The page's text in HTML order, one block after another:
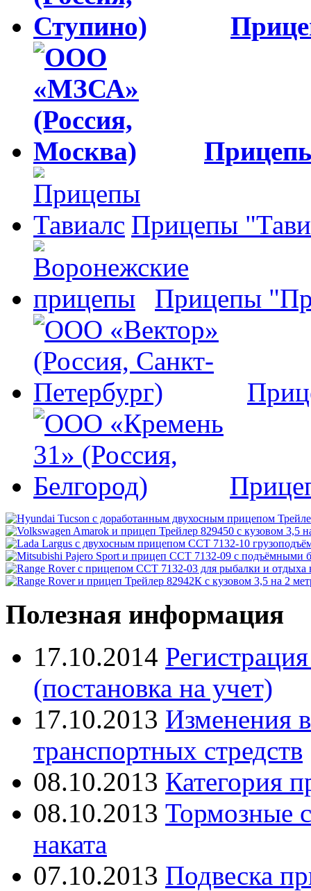
Прицепы
Прицепы
Полезная информация
17.10.2014
(постановка на учет)
17.10.2013 Изменения
транспортных стредств
08.10.2013 Категория
08.10.2013 Тормозные
наката
07.10.2013 Подвеска